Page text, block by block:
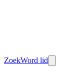
ZoekWord lid